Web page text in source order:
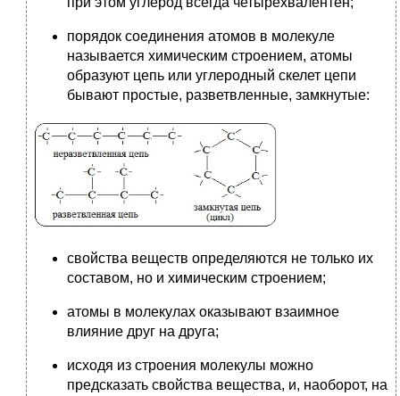
порядок соединения атомов в молекуле
называется химическим строением, атомы
образуют цепь или углеродный скелет цепи
бывают простые, разветвленные, замкнутые:
свойства веществ определяются не только их
составом, но и химическим строением;
атомы в молекулах оказывают взаимное
влияние друг на друга;
исходя из строения молекулы можно
предсказать свойства вещества, и, наоборот, на